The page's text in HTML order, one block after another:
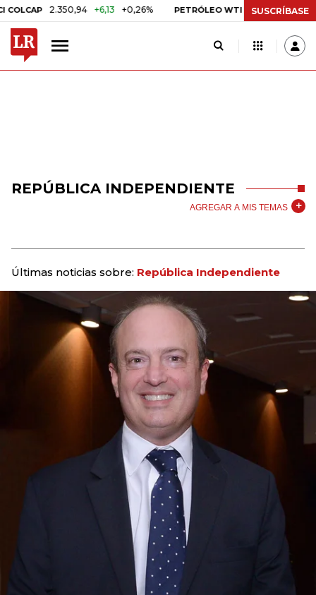
2.350,94 +6,13 +0,26% PETRÓLEO WTI US$ 78,18 US$ 0,17
SUSCRÍBASE
REPÚBLICA INDEPENDIENTE
AGREGAR A MIS TEMAS
Últimas noticias sobre: República Independiente